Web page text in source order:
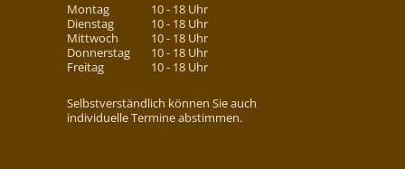
Montag
10 - 18 Uhr
Dienstag
10 - 18 Uhr
Mittwoch
10 - 18 Uhr
Donnerstag
10 - 18 Uhr
Freitag
10 - 18 Uhr
Selbstverständlich können Sie auch
individuelle Termine abstimmen.